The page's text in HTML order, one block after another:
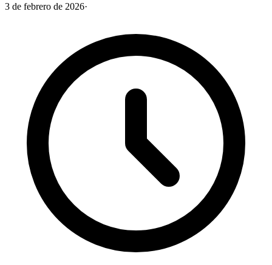
3 de febrero de 2026·